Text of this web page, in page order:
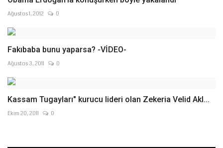
Ağustos 1, 2012 0
Fakıbaba bunu yaparsa? -VİDEO-
Ağustos 3, 2011 0
Kassam Tugayları" kurucu lideri olan Zekeria Velid Akl...
Ekim 20, 2011 0